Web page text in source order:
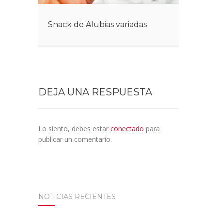
Snack de Alubias variadas
DEJA UNA RESPUESTA
Lo siento, debes estar conectado para
publicar un comentario.
NOTICIAS RECIENTES